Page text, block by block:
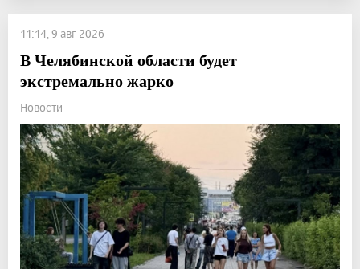
11:14, 9 авг 2026
В Челябинской области будет
экстремально жарко
Новости